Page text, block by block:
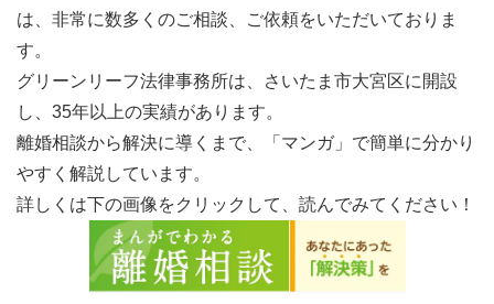
は、非常に数多くのご相談、ご依頼をいただいておりま
す。
グリーンリーフ法律事務所は、さいたま市大宮区に開設
し、35年以上の実績があります。
離婚相談から解決に導くまで、「マンガ」で簡単に分かり
やすく解説しています。
詳しくは下の画像をクリックして、読んでみてください！